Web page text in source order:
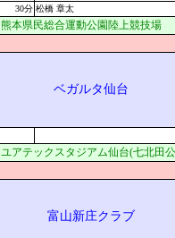
30分 松橋 章太
熊本県民総合運動公園陸上競技場
ベガルタ仙台
ユアテックスタジアム仙台(七北田
富山新庄クラブ